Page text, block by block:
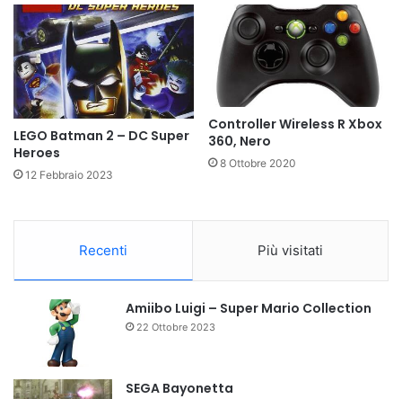
LEGO Batman 2 – DC Super
Heroes
12 Febbraio 2023
Controller Wireless R Xbox
360, Nero
8 Ottobre 2020
Recenti Più visitati
Amiibo Luigi – Super Mario Collection
22 Ottobre 2023
SEGA Bayonetta